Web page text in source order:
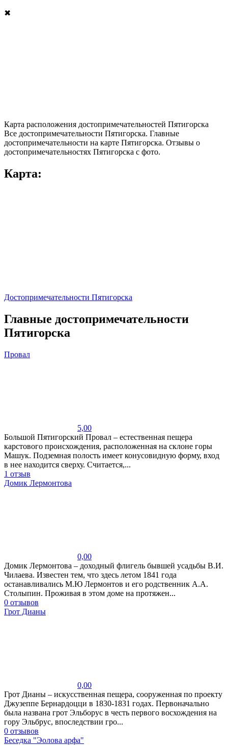
✖
Карта расположения достопримечательностей Пятигорска
Все достопримечательности Пятигорска. Главные
достопримечательности на карте Пятигорска. Отзывы о
достопримечательностях Пятигорска с фото.
Карта:
Достопримечательности Пятигорска
Главные достопримечательности
Пятигорска
Провал
5,00
Большой Пятигорский Провал – естественная пещера
карстового происхождения, расположенная на склоне горы
Машук. Подземная полость имеет конусовидную форму, вход
в нее находится сверху. Считается,...
1 отзыв
Домик Лермонтова
0,00
Домик Лермонтова – доходный флигель бывшей усадьбы В.И.
Чилаева. Известен тем, что здесь летом 1841 года
останавливались М.Ю Лермонтов и его родственник А.А.
Столыпин. Проживая в этом доме на протяжен...
0 отзывов
Грот Дианы
0,00
Грот Дианы – искусственная пещера, сооруженная по проекту
Джузеппе Бернардоцци в 1830-1831 годах. Первоначально
была названа грот Эльборус в честь первого восхождения на
гору Эльбрус, впоследствии гро...
0 отзывов
Беседка "Эолова арфа"